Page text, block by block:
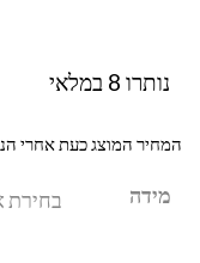
נותרו 8 במלאי
המחיר המוצג כעת אחרי
מידה